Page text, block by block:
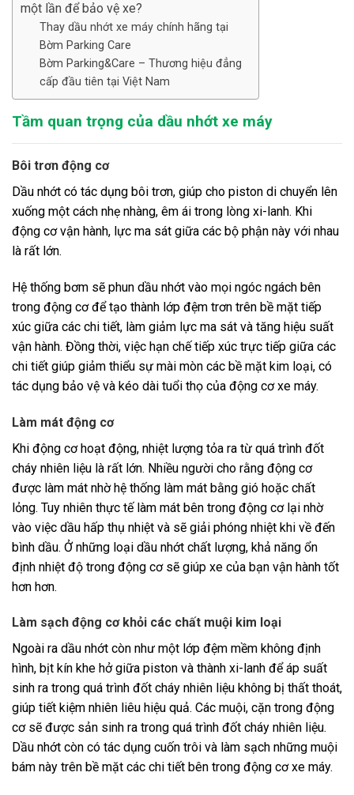
một lần để bảo vệ xe?
Thay dầu nhớt xe máy chính hãng tại
Bờm Parking Care
Bờm Parking&Care – Thương hiệu đẳng
cấp đầu tiên tại Việt Nam
Tầm quan trọng của dầu nhớt xe máy
Bôi trơn động cơ
Dầu nhớt có tác dụng bôi trơn, giúp cho piston di chuyển lên
xuống một cách nhẹ nhàng, êm ái trong lòng xi-lanh. Khi
động cơ vận hành, lực ma sát giữa các bộ phận này với nhau
là rất lớn.
Hệ thống bơm sẽ phun dầu nhớt vào mọi ngóc ngách bên
trong động cơ để tạo thành lớp đệm trơn trên bề mặt tiếp
xúc giữa các chi tiết, làm giảm lực ma sát và tăng hiệu suất
vận hành. Đồng thời, việc hạn chế tiếp xúc trực tiếp giữa các
chi tiết giúp giảm thiểu sự mài mòn các bề mặt kim loại, có
tác dụng bảo vệ và kéo dài tuổi thọ của động cơ xe máy.
Làm mát động cơ
Khi động cơ hoạt động, nhiệt lượng tỏa ra từ quá trình đốt
cháy nhiên liệu là rất lớn. Nhiều người cho rằng động cơ
được làm mát nhờ hệ thống làm mát bằng gió hoặc chất
lỏng. Tuy nhiên thực tế làm mát bên trong động cơ lại nhờ
vào việc dầu hấp thụ nhiệt và sẽ giải phóng nhiệt khi về đến
bình dầu. Ở những loại dầu nhớt chất lượng, khả năng ổn
định nhiệt độ trong động cơ sẽ giúp xe của bạn vận hành tốt
hơn hơn.
Làm sạch động cơ khỏi các chất muội kim loại
Ngoài ra dầu nhớt còn như một lớp đệm mềm không định
hình, bịt kín khe hở giữa piston và thành xi-lanh để áp suất
sinh ra trong quá trình đốt cháy nhiên liệu không bị thất thoát,
giúp tiết kiệm nhiên liêu hiệu quả. Các muội, cặn trong động
cơ sẽ được sản sinh ra trong quá trình đốt cháy nhiên liệu.
Dầu nhớt còn có tác dụng cuốn trôi và làm sạch những muội
bám này trên bề mặt các chi tiết bên trong động cơ xe máy.